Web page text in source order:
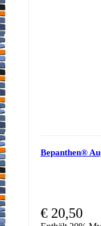
Bepanthen®
€ 20,50